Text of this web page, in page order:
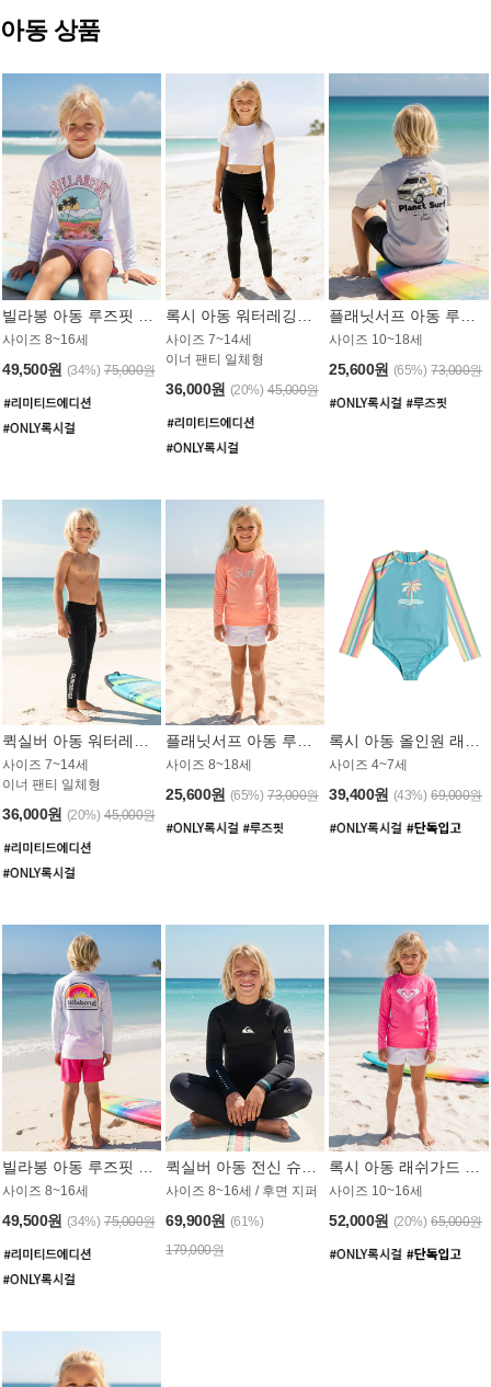
아동 상품
사이즈 8~16세
49,500원 (34%) 75,000원
사이즈 7~14세
이너 팬티 일체형
36,000원 (20%) 45,000원
사이즈 10~18세
25,600원 (65%) 73,000원
사이즈 7~14세
이너 팬티 일체형
36,000원 (20%) 45,000원
사이즈 8~18세
25,600원 (65%) 73,000원
사이즈 4~7세
39,400원 (43%) 69,000원
사이즈 8~16세
49,500원 (34%) 75,000원
사이즈 8~16세 / 후면 지퍼
69,900원 (61%)
179,000원
사이즈 10~16세
52,000원 (20%) 65,000원